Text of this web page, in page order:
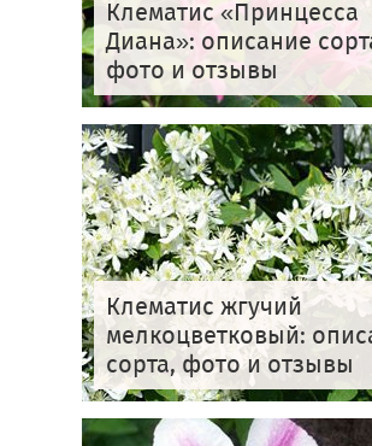
Клематис «Принцесса
Диана»: описание
фото и отзывы
Клематис жгучий
мелкоцветковый:
сорта, фото и отзывы